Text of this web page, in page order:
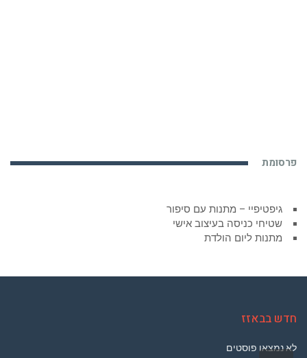
פרסומת
גיפטיפיי – מתנות עם סיפור
שטיחי כניסה בעיצוב אישי
מתנות ליום הולדת
חדש בבאזז
לא נמצאו פוסטים